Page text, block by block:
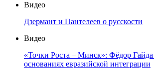
Видео
Дзермант и Пантелеев о русскости
Видео
«Точки Роста – Минск»: Фёдор Гайда
основаниях евразийской интеграции